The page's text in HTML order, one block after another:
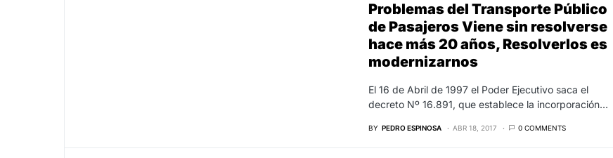
Problemas del Transporte Público
de Pasajeros Viene sin resolverse
hace más 20 años, Resolverlos es
modernizarnos
El 16 de Abril de 1997 el Poder Ejecutivo saca el
decreto Nº 16.891, que establece la incorporación…
BY PEDRO ESPINOSA ABR 18, 2017 0 COMMENTS